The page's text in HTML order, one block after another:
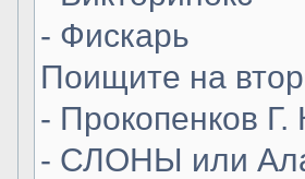
- Фискарь
Поищите на
- Прокопенков Г.
- СЛОНЫ или